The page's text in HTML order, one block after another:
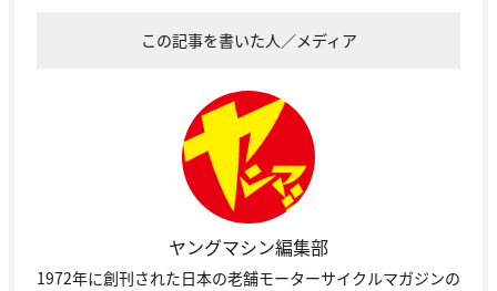
この記事を書いた人／メディア
ヤングマシン編集部
1972年に創刊された日本の老舗モーターサイクルマガジンの